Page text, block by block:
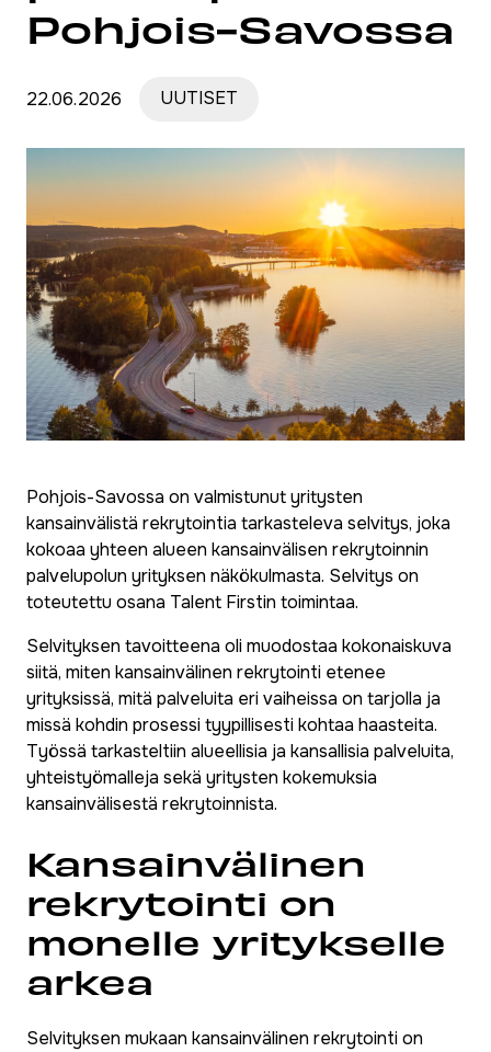
Pohjois-Savossa
22.06.2026 UUTISET
Pohjois-Savossa on valmistunut yritysten
kansainvälistä rekrytointia tarkasteleva selvitys, joka
kokoaa yhteen alueen kansainvälisen rekrytoinnin
palvelupolun yrityksen näkökulmasta. Selvitys on
toteutettu osana Talent Firstin toimintaa.
Selvityksen tavoitteena oli muodostaa kokonaiskuva
siitä, miten kansainvälinen rekrytointi etenee
yrityksissä, mitä palveluita eri vaiheissa on tarjolla ja
missä kohdin prosessi tyypillisesti kohtaa haasteita.
Työssä tarkasteltiin alueellisia ja kansallisia palveluita,
yhteistyömalleja sekä yritysten kokemuksia
kansainvälisestä rekrytoinnista.
Kansainvälinen
rekrytointi on
monelle yritykselle
arkea
Selvityksen mukaan kansainvälinen rekrytointi on